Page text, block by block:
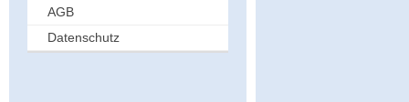
AGB
Datenschutz